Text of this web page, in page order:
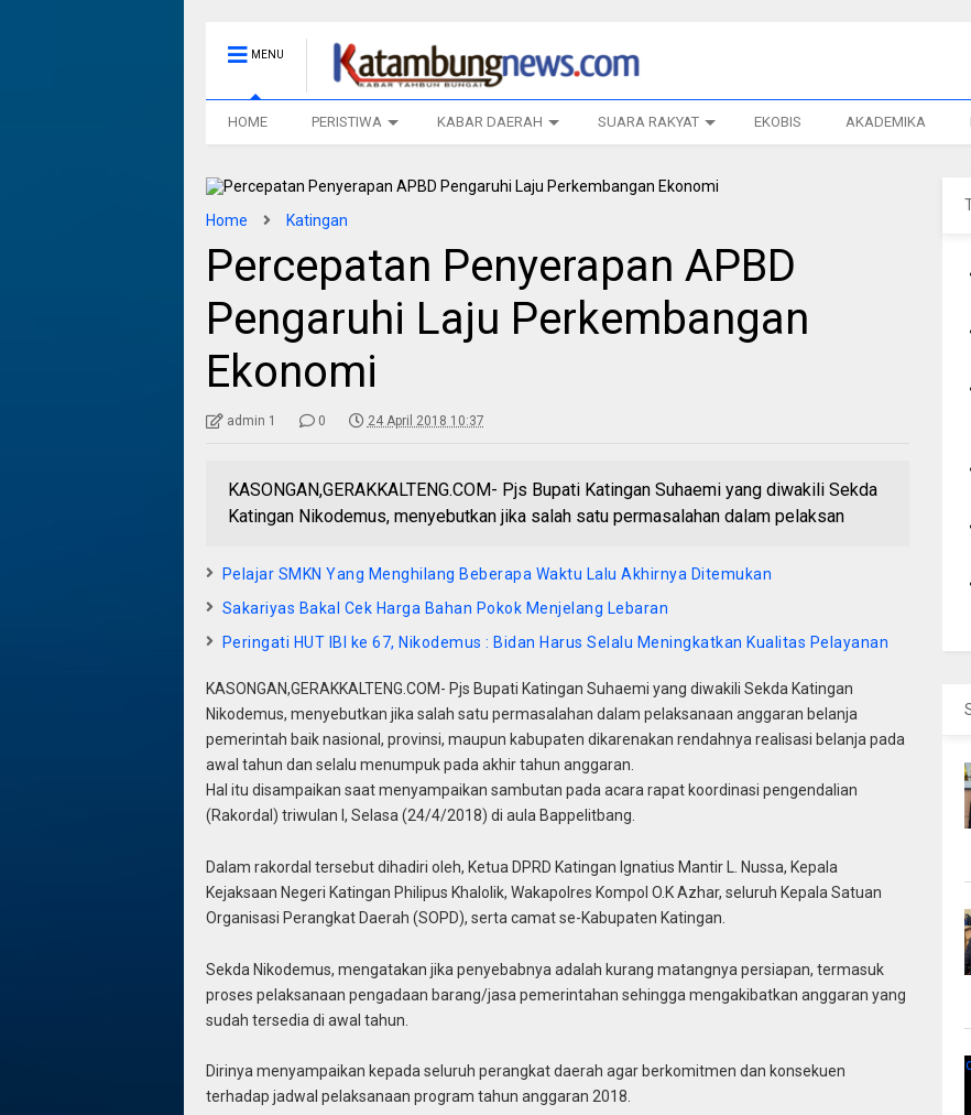
MENU
HOME PERISTIWA KABAR DAERAH SUARA RAKYAT EKOBIS AKADEMIKA
Home Katingan
Percepatan Penyerapan APBD
Pengaruhi Laju Perkembangan
Ekonomi
admin 1 0 24 April 2018 10:37
KASONGAN,GERAKKALTENG.COM- Pjs Bupati Katingan Suhaemi yang diwakili Sekda
Katingan Nikodemus, menyebutkan jika salah satu permasalahan dalam pelaksan
Pelajar SMKN Yang Menghilang Beberapa Waktu Lalu Akhirnya Ditemukan
Sakariyas Bakal Cek Harga Bahan Pokok Menjelang Lebaran
Peringati HUT IBI ke 67, Nikodemus : Bidan Harus Selalu Meningkatkan Kualitas Pelayanan
KASONGAN,GERAKKALTENG.COM- Pjs Bupati Katingan Suhaemi yang diwakili Sekda Katingan
Nikodemus, menyebutkan jika salah satu permasalahan dalam pelaksanaan anggaran belanja
pemerintah baik nasional, provinsi, maupun kabupaten dikarenakan rendahnya realisasi belanja pada
awal tahun dan selalu menumpuk pada akhir tahun anggaran.
Hal itu disampaikan saat menyampaikan sambutan pada acara rapat koordinasi pengendalian
(Rakordal) triwulan I, Selasa (24/4/2018) di aula Bappelitbang.
Dalam rakordal tersebut dihadiri oleh, Ketua DPRD Katingan Ignatius Mantir L. Nussa, Kepala
Kejaksaan Negeri Katingan Philipus Khalolik, Wakapolres Kompol O.K Azhar, seluruh Kepala Satuan
Organisasi Perangkat Daerah (SOPD), serta camat se-Kabupaten Katingan.
Sekda Nikodemus, mengatakan jika penyebabnya adalah kurang matangnya persiapan, termasuk
proses pelaksanaan pengadaan barang/jasa pemerintahan sehingga mengakibatkan anggaran yang
sudah tersedia di awal tahun.
Dirinya menyampaikan kepada seluruh perangkat daerah agar berkomitmen dan konsekuen
terhadap jadwal pelaksanaan program tahun anggaran 2018.